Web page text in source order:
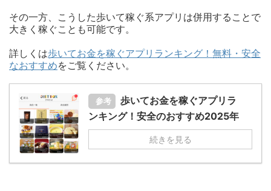
その一方、こうした歩いて稼ぐ系アプリは併用することで
大きく稼ぐことも可能です。
詳しくは歩いてお金を稼ぐアプリランキング！無料・安全
なおすすめをご覧ください。
参考
歩いてお金を稼ぐアプリラ
ンキング！安全のおすすめ2025年
続きを見る